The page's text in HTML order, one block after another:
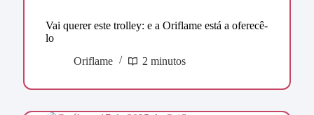
Vai querer este trolley: e a Oriflame está a oferecê-
lo
Oriflame
2 minutos